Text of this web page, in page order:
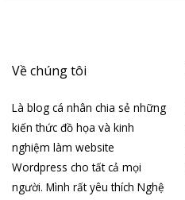
Về chúng tôi
Là blog cá nhân chia sẻ những
kiến thức đồ họa và kinh
nghiệm làm website
Wordpress cho tất cả mọi
người. Mình rất yêu thích Nghệ